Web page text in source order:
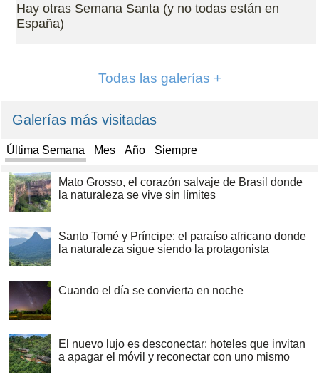
Hay otras Semana Santa (y no todas están en
España)
Todas las galerías +
Galerías más visitadas
Última Semana Mes Año Siempre
Mato Grosso, el corazón salvaje de Brasil donde
la naturaleza se vive sin límites
Santo Tomé y Príncipe: el paraíso africano donde
la naturaleza sigue siendo la protagonista
Cuando el día se convierta en noche
El nuevo lujo es desconectar: hoteles que invitan
a apagar el móvil y reconectar con uno mismo